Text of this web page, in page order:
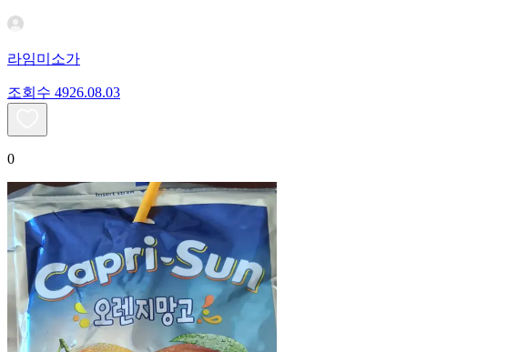
라임미소가
조회수 4926.08.03
0